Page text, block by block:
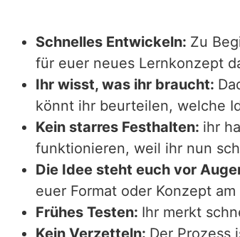
Schnelles Entwickeln: Zu
für euer neues Lernkonzept
Ihr wisst, was ihr braucht:
könnt ihr beurteilen, welche
Kein starres Festhalten: ihr
funktionieren, weil ihr nun
Die Idee steht euch vor
euer Format oder Konzept
Frühes Testen: Ihr merkt
Kein Verzetteln: Der Prozess